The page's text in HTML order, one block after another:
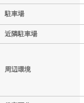
駐車場
近隣駐車場
周辺環境